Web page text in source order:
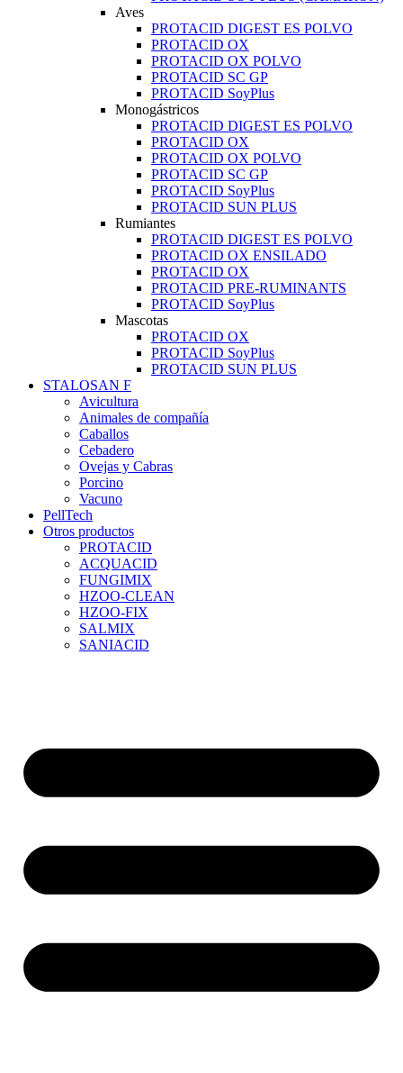
Aves
PROTACID DIGEST ES POLVO
PROTACID OX
PROTACID OX POLVO
PROTACID SC GP
PROTACID SoyPlus
Monogástricos
PROTACID DIGEST ES POLVO
PROTACID OX
PROTACID OX POLVO
PROTACID SC GP
PROTACID SoyPlus
PROTACID SUN PLUS
Rumiantes
PROTACID DIGEST ES POLVO
PROTACID OX ENSILADO
PROTACID OX
PROTACID PRE-RUMINANTS
PROTACID SoyPlus
Mascotas
PROTACID OX
PROTACID SoyPlus
PROTACID SUN PLUS
STALOSAN F
Avicultura
Animales de compañía
Caballos
Cebadero
Ovejas y Cabras
Porcino
Vacuno
PellTech
Otros productos
PROTACID
ACQUACID
FUNGIMIX
HZOO-CLEAN
HZOO-FIX
SALMIX
SANIACID